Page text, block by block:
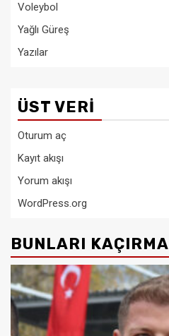
Voleybol
Yağlı Güreş
Yazılar
ÜST VERI
Oturum aç
Kayıt akışı
Yorum akışı
WordPress.org
BUNLARI KAÇIRMA